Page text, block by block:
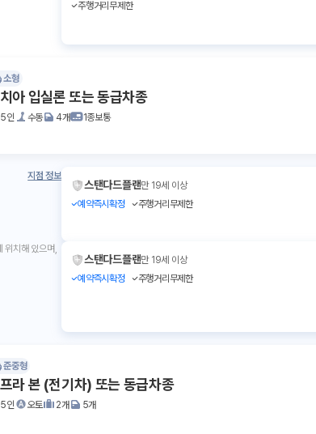
주행거리무제한
소형
아 입실론 또는 동급차종
5인 수동 4개
1종보통
지점 정보
치해 있으며,
스탠다드플랜만 19세 이상
예약즉시확정
주행거리무제한
스탠다드플랜만 19세 이상
예약즉시확정
주행거리무제한
준중형
라 본 (전기차) 또는 동급차종
5인 오토 2개
5개